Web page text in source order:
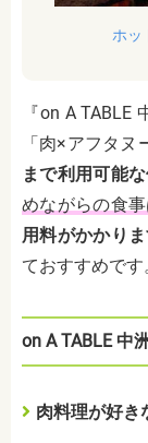
ホッ
『on A
「肉×アフタ
まで利用可能
めながらの食
用料がかかり
ておすすめです
on A TABLE 中
肉料理が好き